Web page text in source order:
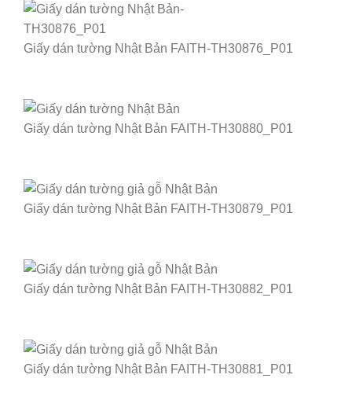
Giấy dán tường Nhật Bản FAITH-TH30876_P01
Giấy dán tường Nhật Bản FAITH-TH30880_P01
Giấy dán tường Nhật Bản FAITH-TH30879_P01
Giấy dán tường Nhật Bản FAITH-TH30882_P01
Giấy dán tường Nhật Bản FAITH-TH30881_P01